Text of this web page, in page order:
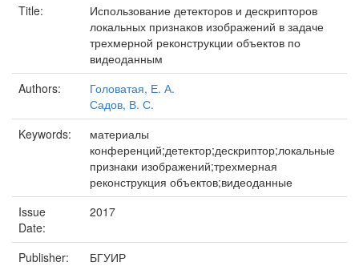
Title:
Использование детекторов и дескрипторов
локальных признаков изображений в задаче
трехмерной реконструкции объектов по
видеоданным
Authors:
Головатая, Е. А.
Садов, В. С.
Keywords:
материалы
конференций;детектор;дескриптор;локальные
признаки изображений;трехмерная
реконструкция объектов;видеоданные
Issue
Date:
2017
Publisher:
БГУИР